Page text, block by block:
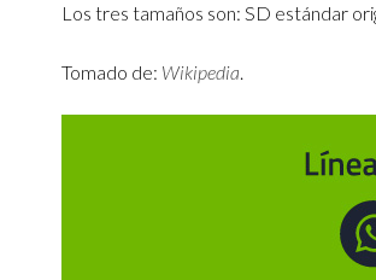
Los tres tamaños son: SD estándar
Tomado de: Wikipedia